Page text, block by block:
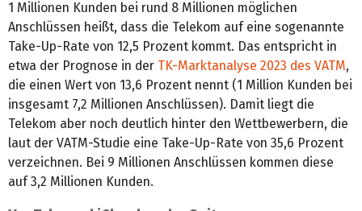
1 Millionen Kunden bei rund 8 Millionen möglichen
Anschlüssen heißt, dass die Telekom auf eine sogenannte
Take-Up-Rate von 12,5 Prozent kommt. Das entspricht in
etwa der Prognose in der TK-Marktanalyse 2023 des VATM,
die einen Wert von 13,6 Prozent nennt (1 Million Kunden bei
insgesamt 7,2 Millionen Anschlüssen). Damit liegt die
Telekom aber noch deutlich hinter den Wettbewerbern, die
laut der VATM-Studie eine Take-Up-Rate von 35,6 Prozent
verzeichnen. Bei 9 Millionen Anschlüssen kommen diese
auf 3,2 Millionen Kunden.